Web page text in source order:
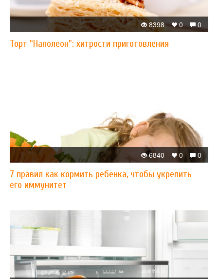
0
0
8398
Торт "Наполеон": хитрости приготовления
0
0
6840
7 правил как кормить ребенка, чтобы укрепить
его иммунитет